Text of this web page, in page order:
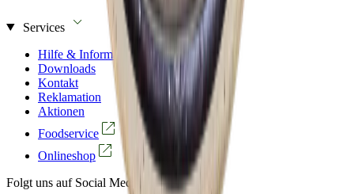
Services
Hilfe & Informationen
Downloads
Kontakt
Reklamation
Aktionen
Foodservice
Onlineshop
Folgt uns auf Social Media